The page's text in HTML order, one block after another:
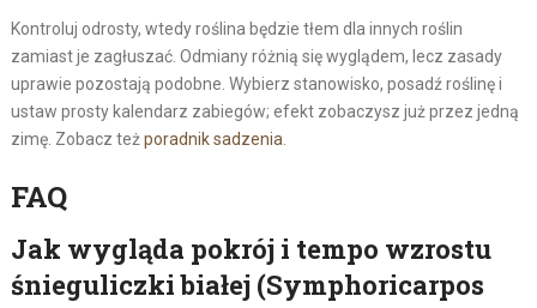
Kontroluj odrosty, wtedy roślina będzie tłem dla innych roślin
zamiast je zagłuszać. Odmiany różnią się wyglądem, lecz zasady
uprawie pozostają podobne. Wybierz stanowisko, posadź roślinę i
ustaw prosty kalendarz zabiegów; efekt zobaczysz już przez jedną
zimę. Zobacz teżporadnik sadzenia
FAQ
Jak wygląda pokrój i tempo wzrostu
śnieguliczki białej (Symphoricarpos